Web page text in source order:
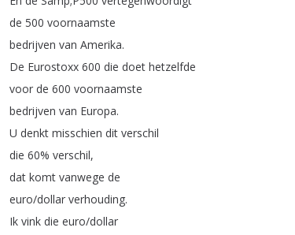
de 500 voornaamste
bedrijven van Amerika.
De Eurostoxx 600 die doet hetzelfde
voor de 600 voornaamste
bedrijven van Europa.
U denkt misschien dit verschil
die 60% verschil,
dat komt vanwege de
euro/dollar verhouding.
Ik vink die euro/dollar